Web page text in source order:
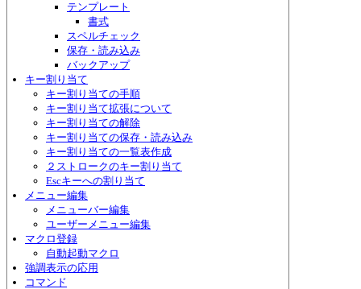
テンプレート
書式
スペルチェック
保存・読み込み
バックアップ
キー割り当て
キー割り当ての手順
キー割り当て拡張について
キー割り当ての解除
キー割り当ての保存・読み込み
キー割り当ての一覧表作成
２ストロークのキー割り当て
Escキーへの割り当て
メニュー編集
メニューバー編集
ユーザーメニュー編集
マクロ登録
自動起動マクロ
強調表示の応用
コマンド